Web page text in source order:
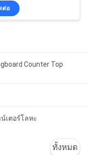
ต่อ
Counter Top
เตอร์โลหะ
ทั้งหมด